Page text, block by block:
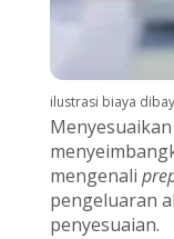
ilustrasi biaya
mengenali
pengeluaran
penyesuaian.